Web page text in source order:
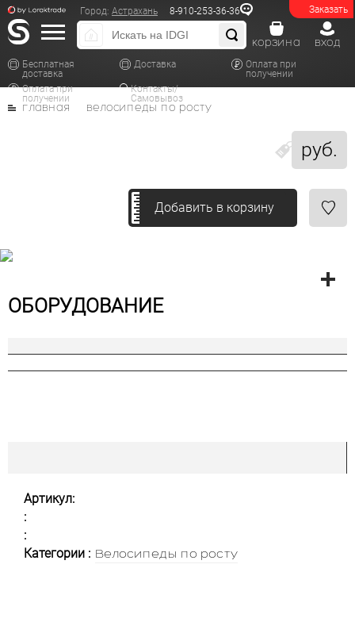
Заказать
Город: Астрахань 8-910-253-36-36
Бесплатная
доставка
Доставка
Оплата при
получении
Оплата при
получении
Контакты/
Самовывоз
вход
корзина
руб.
главная велосипеды по росту
Добавить в корзину
ОБОРУДОВАНИЕ
Артикул:
:
:
Категории : Велосипеды по росту